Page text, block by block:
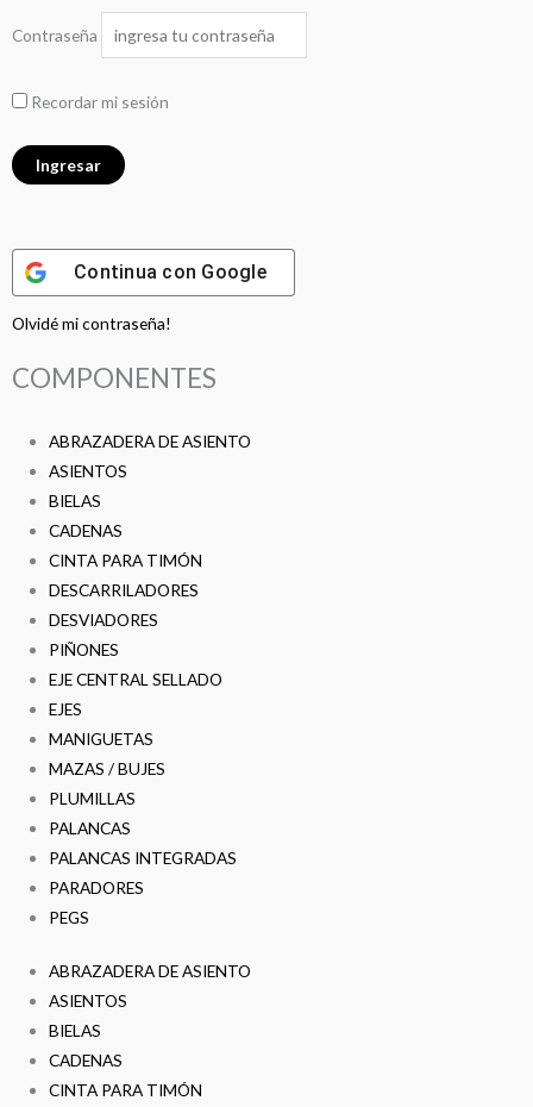
Contraseña
Recordar mi sesión
Continua con Google
Olvidé mi contraseña!
COMPONENTES
ABRAZADERA DE ASIENTO
ASIENTOS
BIELAS
CADENAS
CINTA PARA TIMÓN
DESCARRILADORES
DESVIADORES
PIÑONES
EJE CENTRAL SELLADO
EJES
MANIGUETAS
MAZAS / BUJES
PLUMILLAS
PALANCAS
PALANCAS INTEGRADAS
PARADORES
PEGS
ABRAZADERA DE ASIENTO
ASIENTOS
BIELAS
CADENAS
CINTA PARA TIMÓN